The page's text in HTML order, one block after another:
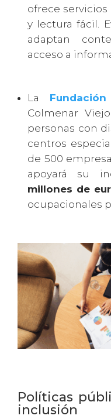
ofrece
y lectura fácil.
adaptan
acceso a
La
Colmenar
personas con
centros
de 500
apoyará su
millones de
ocupacionales
Políticas
inclusión